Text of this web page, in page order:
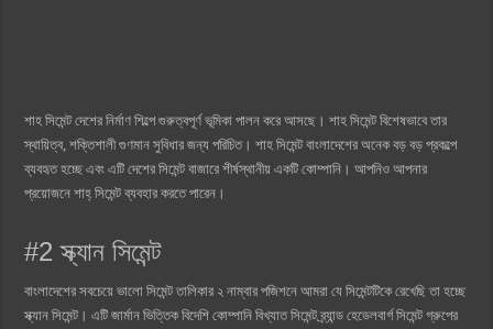
শাহ সিমেন্ট দেশের নির্মাণ শিল্পে গুরুত্বপূর্ণ ভূমিকা পালন করে আসছে। শাহ সিমেন্ট বিশেষভাবে তার
স্থায়িত্ব, শক্তিশালী গুণমান সুবিধার জন্য পরিচিত। শাহ সিমেন্ট বাংলাদেশের অনেক বড় বড় প্রকল্পে
ব্যবহৃত হচ্ছে এবং এটি দেশের সিমেন্ট বাজারে শীর্ষস্থানীয় একটি কোম্পানি। আপনিও আপনার
প্রয়োজনে শাহ্ সিমেন্ট ব্যবহার করতে পারেন।
#2 স্ক্যান সিমেন্ট
বাংলাদেশের সবচেয়ে ভালো সিমেন্ট তালিকার ২ নাম্বার পজিশনে আমরা যে সিমেন্টটিকে রেখেছি তা হচ্ছে
স্ক্যান সিমেন্ট। এটি জার্মান ভিত্তিক বিদেশি কোম্পানি বিখ্যাত সিমেন্ট ব্র্যান্ড হেডেলবার্গ সিমেন্ট গ্রুপের